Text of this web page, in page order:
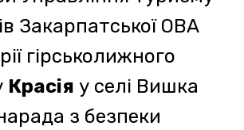
туризму та
Готра
на
питання безпеки